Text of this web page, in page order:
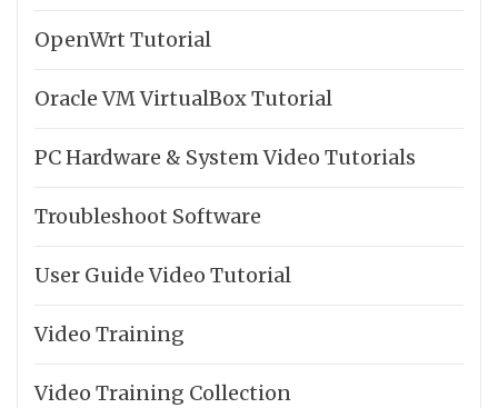
OpenWrt Tutorial
Oracle VM VirtualBox Tutorial
PC Hardware & System Video Tutorials
Troubleshoot Software
User Guide Video Tutorial
Video Training
Video Training Collection